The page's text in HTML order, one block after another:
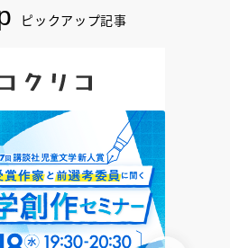
ピックアップ記事